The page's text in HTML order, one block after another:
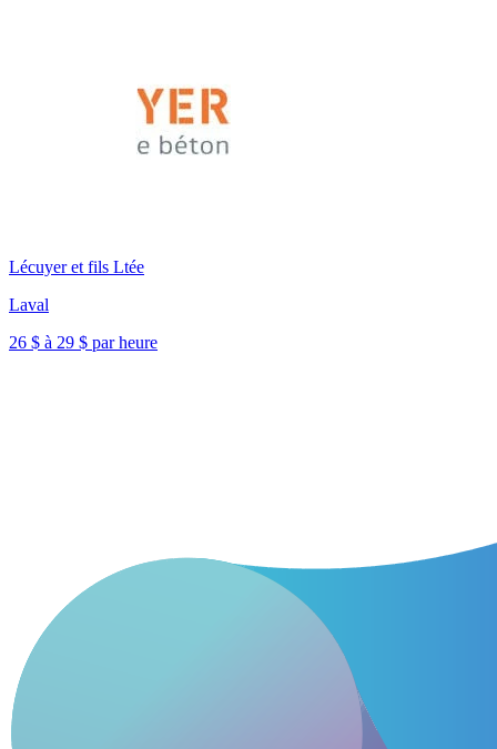
Lécuyer et fils Ltée
Laval
26 $ à 29 $ par heure